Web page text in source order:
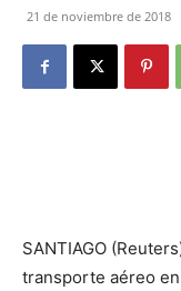
21 de noviembre de 2018
SANTIAGO
transporte aéreo